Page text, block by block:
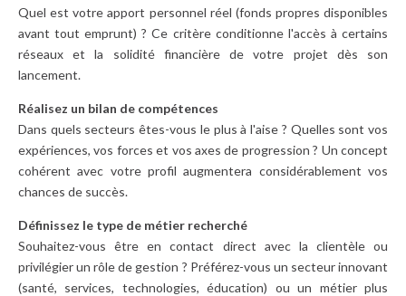
Quel est votre apport personnel réel (fonds propres disponibles
avant tout emprunt) ? Ce critère conditionne l'accès à certains
réseaux et la solidité financière de votre projet dès son
lancement.
Réalisez un bilan de compétences
Dans quels secteurs êtes-vous le plus à l'aise ? Quelles sont vos
expériences, vos forces et vos axes de progression ? Un concept
cohérent avec votre profil augmentera considérablement vos
chances de succès.
Définissez le type de métier recherché
Souhaitez-vous être en contact direct avec la clientèle ou
privilégier un rôle de gestion ? Préférez-vous un secteur innovant
(santé, services, technologies, éducation) ou un métier plus